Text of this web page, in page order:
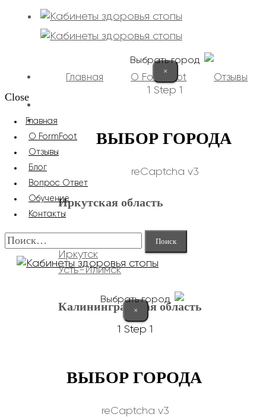
Выбрать город
×
1 Step 1
ВЫБОР ГОРОДА
reCaptcha v3
Иркутская область
Иркутск
Усть-Илимск
Калининградская область
Главная О FormFoot Отзывы
Close
Главная
О FormFoot
Отзывы
Блог
Вопрос Ответ
Обучение
Контакты
Найти:
Выбрать город
×
1 Step 1
ВЫБОР ГОРОДА
reCaptcha v3